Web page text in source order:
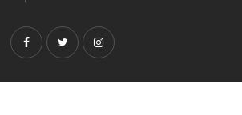
FacebookTwitterInstagram